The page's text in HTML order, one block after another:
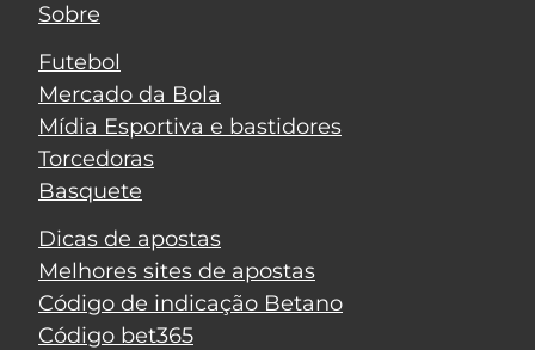
Sobre
Futebol
Mercado da Bola
Mídia Esportiva e bastidores
Torcedoras
Basquete
Dicas de apostas
Melhores sites de apostas
Código de indicação Betano
Código bet365